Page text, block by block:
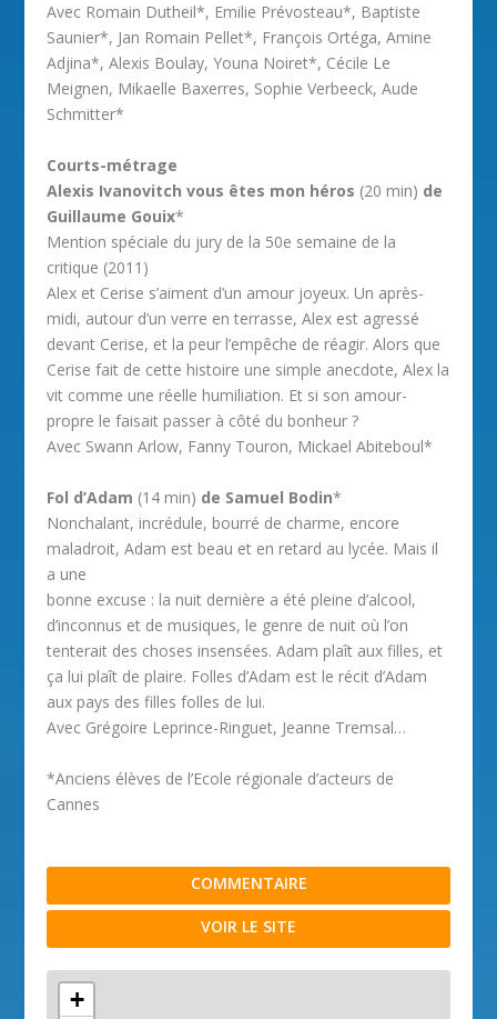
Avec Romain Dutheil*, Emilie Prévosteau*, Baptiste
Saunier*, Jan Romain Pellet*, François Ortéga, Amine
Adjina*, Alexis Boulay, Youna Noiret*, Cécile Le
Meignen, Mikaelle Baxerres, Sophie Verbeeck, Aude
Schmitter*
Courts-métrage
Alexis Ivanovitch vous êtes mon héros (20 min) de
Guillaume Gouix*
Mention spéciale du jury de la 50e semaine de la
critique (2011)
Alex et Cerise s’aiment d’un amour joyeux. Un après-
midi, autour d’un verre en terrasse, Alex est agressé
devant Cerise, et la peur l’empêche de réagir. Alors que
Cerise fait de cette histoire une simple anecdote, Alex la
vit comme une réelle humiliation. Et si son amour-
propre le faisait passer à côté du bonheur ?
Avec Swann Arlow, Fanny Touron, Mickael Abiteboul*
Fol d’Adam (14 min) de Samuel Bodin*
Nonchalant, incrédule, bourré de charme, encore
maladroit, Adam est beau et en retard au lycée. Mais il
a une
bonne excuse : la nuit dernière a été pleine d’alcool,
d’inconnus et de musiques, le genre de nuit où l’on
tenterait des choses insensées. Adam plaît aux filles, et
ça lui plaît de plaire. Folles d’Adam est le récit d’Adam
aux pays des filles folles de lui.
Avec Grégoire Leprince-Ringuet, Jeanne Tremsal…
*Anciens élèves de l’Ecole régionale d’acteurs de
Cannes
COMMENTAIRE
VOIR LE SITE
+